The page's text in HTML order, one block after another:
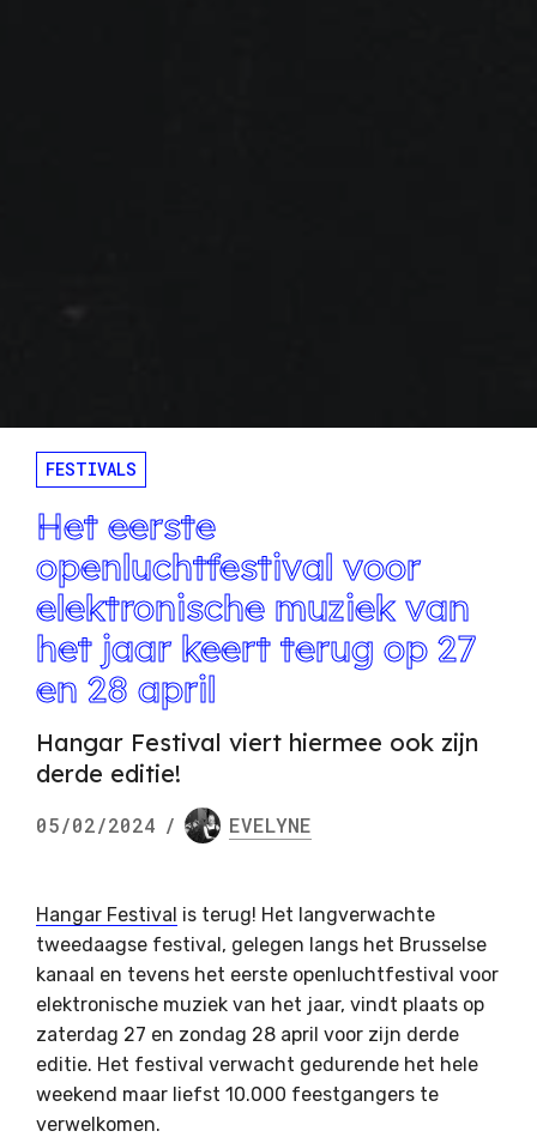
FESTIVALS
Het eerste
openluchtfestival voor
elektronische muziek van
het jaar keert terug op 27
en 28 april
Hangar Festival viert hiermee ook zijn
derde editie!
05/02/2024 / EVELYNE
Hangar Festival is terug! Het langverwachte
tweedaagse festival, gelegen langs het Brusselse
kanaal en tevens het eerste openluchtfestival voor
elektronische muziek van het jaar, vindt plaats op
zaterdag 27 en zondag 28 april voor zijn derde
editie. Het festival verwacht gedurende het hele
weekend maar liefst 10.000 feestgangers te
verwelkomen.